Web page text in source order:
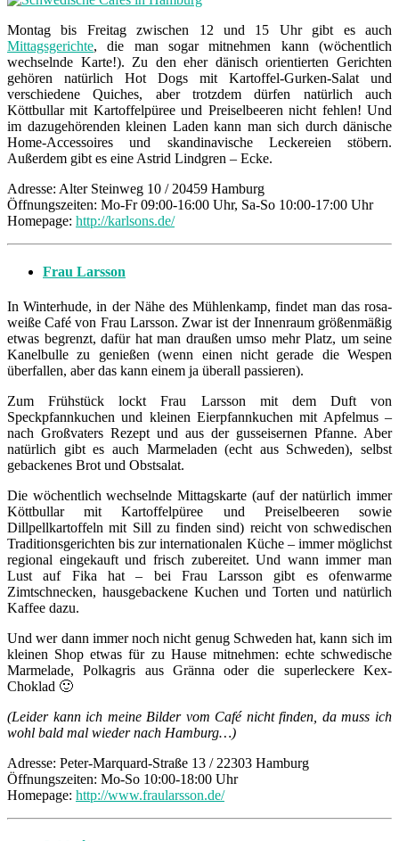
Montag bis Freitag zwischen 12 und 15 Uhr gibt es auch
Mittagsgerichte, die man sogar mitnehmen kann (wöchentlich
wechselnde Karte!). Zu den eher dänisch orientierten Gerichten
gehören natürlich Hot Dogs mit Kartoffel-Gurken-Salat und
verschiedene Quiches, aber trotzdem dürfen natürlich auch
Köttbullar mit Kartoffelpüree und Preiselbeeren nicht fehlen! Und
im dazugehörenden kleinen Laden kann man sich durch dänische
Home-Accessoires und skandinavische Leckereien stöbern.
Außerdem gibt es eine Astrid Lindgren – Ecke.
Adresse: Alter Steinweg 10 / 20459 Hamburg
Öffnungszeiten: Mo-Fr 09:00-16:00 Uhr, Sa-So 10:00-17:00 Uhr
Homepage: http://karlsons.de/
Frau Larsson
In Winterhude, in der Nähe des Mühlenkamp, findet man das rosa-
weiße Café von Frau Larsson. Zwar ist der Innenraum größenmäßig
etwas begrenzt, dafür hat man draußen umso mehr Platz, um seine
Kanelbulle zu genießen (wenn einen nicht gerade die Wespen
überfallen, aber das kann einem ja überall passieren).
Zum Frühstück lockt Frau Larsson mit dem Duft von
Speckpfannkuchen und kleinen Eierpfannkuchen mit Apfelmus –
nach Großvaters Rezept und aus der gusseisernen Pfanne. Aber
natürlich gibt es auch Marmeladen (echt aus Schweden), selbst
gebackenes Brot und Obstsalat.
Die wöchentlich wechselnde Mittagskarte (auf der natürlich immer
Köttbullar mit Kartoffelpüree und Preiselbeeren sowie
Dillpellkartoffeln mit Sill zu finden sind) reicht von schwedischen
Traditionsgerichten bis zur internationalen Küche – immer möglichst
regional eingekauft und frisch zubereitet. Und wann immer man
Lust auf Fika hat – bei Frau Larsson gibt es ofenwarme
Zimtschnecken, hausgebackene Kuchen und Torten und natürlich
Kaffee dazu.
Und wer dann immer noch nicht genug Schweden hat, kann sich im
kleinen Shop etwas für zu Hause mitnehmen: echte schwedische
Marmelade, Polkagris aus Gränna oder die superleckere Kex-
Choklad 🙂
(Leider kann ich meine Bilder vom Café nicht finden, da muss ich
wohl bald mal wieder nach Hamburg…)
Adresse: Peter-Marquard-Straße 13 / 22303 Hamburg
Öffnungszeiten: Mo-So 10:00-18:00 Uhr
Homepage: http://www.fraularsson.de/